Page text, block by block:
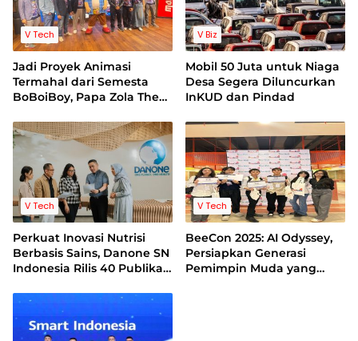
V Tech
Jadi Proyek Animasi
Termahal dari Semesta
BoBoiBoy, Papa Zola The
Miliar
V Biz
Mobil 50 Juta untuk Niaga
Desa Segera Diluncurkan
InKUD dan Pindad
V Tech
Perkuat Inovasi Nutrisi
Berbasis Sains, Danone SN
Indonesia Rilis 40 Publikasi
Indonesia Lebih Sehat
V Tech
BeeCon 2025: AI Odyssey,
Persiapkan Generasi
Pemimpin Muda yang